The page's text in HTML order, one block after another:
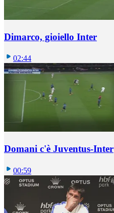
Dimarco, gioiello Inter
02:44
Domani c'è Juventus-Inter
00:59